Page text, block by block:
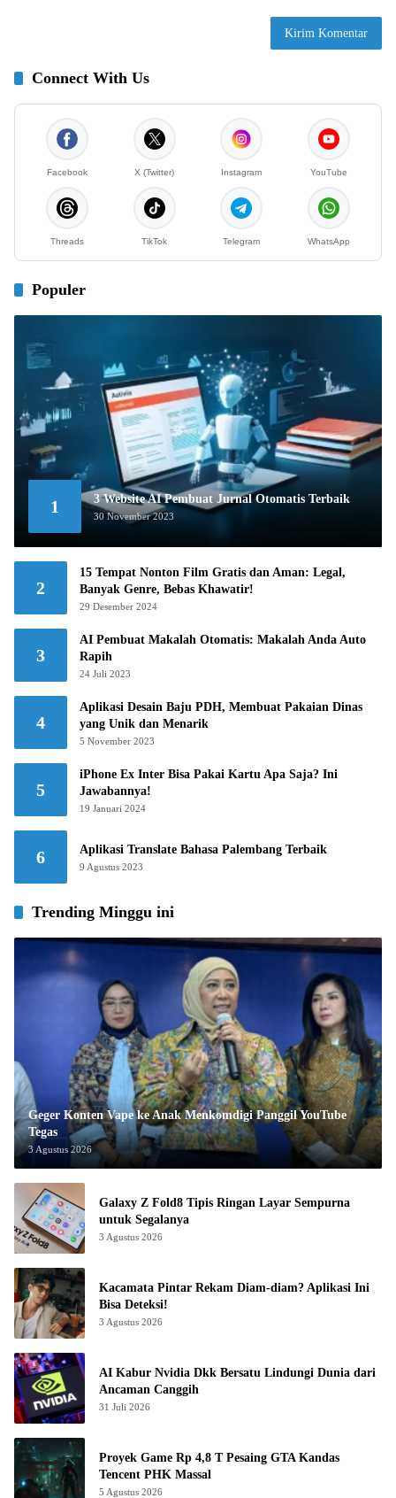
Connect With Us
Facebook X (Twitter) Instagram YouTube
Threads TikTok Telegram WhatsApp
Populer
1 3 Website AI Pembuat Jurnal Otomatis Terbaik
30 November 2023
2
15 Tempat Nonton Film Gratis dan Aman: Legal,
Banyak Genre, Bebas Khawatir!
29 Desember 2024
3
AI Pembuat Makalah Otomatis: Makalah Anda Auto
Rapih
24 Juli 2023
4
Aplikasi Desain Baju PDH, Membuat Pakaian Dinas
yang Unik dan Menarik
5 November 2023
5
iPhone Ex Inter Bisa Pakai Kartu Apa Saja? Ini
Jawabannya!
19 Januari 2024
6 Aplikasi Translate Bahasa Palembang Terbaik
9 Agustus 2023
Trending Minggu ini
Geger Konten Vape ke Anak Menkomdigi Panggil YouTube
Tegas
3 Agustus 2026
Galaxy Z Fold8 Tipis Ringan Layar Sempurna
untuk Segalanya
3 Agustus 2026
Kacamata Pintar Rekam Diam-diam? Aplikasi Ini
Bisa Deteksi!
3 Agustus 2026
AI Kabur Nvidia Dkk Bersatu Lindungi Dunia dari
Ancaman Canggih
31 Juli 2026
Proyek Game Rp 4,8 T Pesaing GTA Kandas
Tencent PHK Massal
5 Agustus 2026